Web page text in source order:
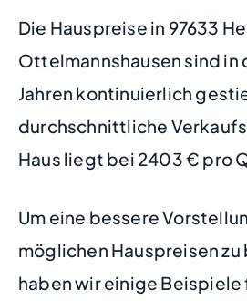
Die Hauspreise in 97633
Ottelmannshausen sind in
Jahren kontinuierlich
durchschnittliche
Haus liegt bei 2403 € pro
Um eine bessere
möglichen Hauspreisen zu
haben wir einige Beispiele